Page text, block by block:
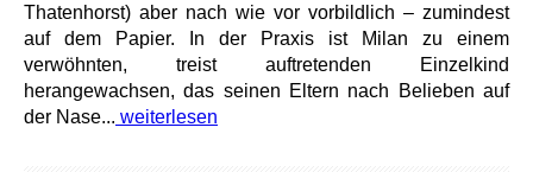
Thatenhorst) aber nach wie vor vorbildlich – zumindest
auf dem Papier. In der Praxis ist Milan zu einem
verwöhnten, treist auftretenden Einzelkind
herangewachsen, das seinen Eltern nach Belieben auf
der Nase... weiterlesen